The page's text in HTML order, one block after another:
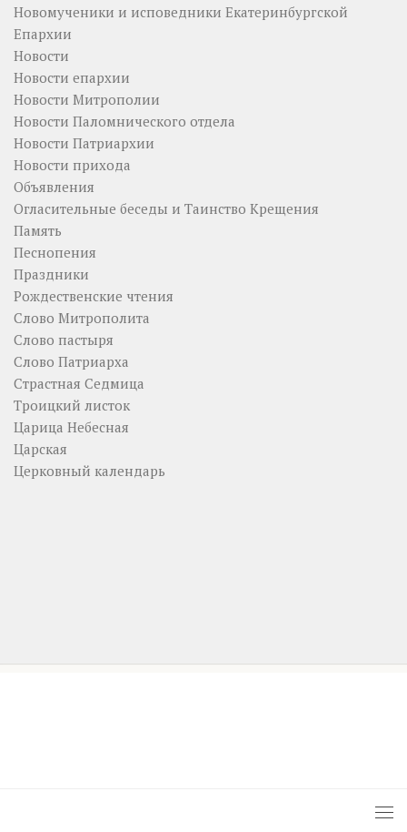
Новомученики и исповедники Екатеринбургской
Епархии
Новости
Новости епархии
Новости Митрополии
Новости Паломнического отдела
Новости Патриархии
Новости прихода
Объявления
Огласительные беседы и Таинство Крещения
Память
Песнопения
Праздники
Рождественские чтения
Слово Митрополита
Слово пастыря
Слово Патриарха
Страстная Седмица
Троицкий листок
Царица Небесная
Царская
Церковный календарь